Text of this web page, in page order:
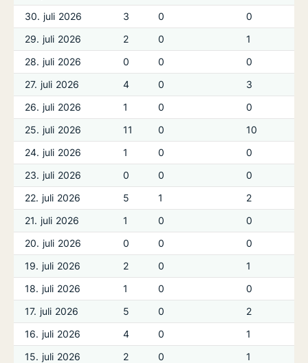
30. juli 2026
3 0
0
29. juli 2026
2 0
1
28. juli 2026
0 0
0
27. juli 2026
4 0
3
26. juli 2026
1 0
0
25. juli 2026
11 0
10
24. juli 2026
1 0
0
23. juli 2026
0 0
0
22. juli 2026
5 1
2
21. juli 2026
1 0
0
20. juli 2026
0 0
0
19. juli 2026
2 0
1
18. juli 2026
1 0
0
17. juli 2026
5 0
2
16. juli 2026
4 0
1
15. juli 2026
2 0
1